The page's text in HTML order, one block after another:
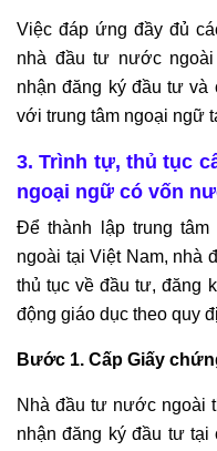
Việc đáp ứng đầy đủ
nhà đầu tư nước
nhận đăng ký đầu tư và
với trung tâm ngoại ngữ
3. Trình tự, thủ tục
ngoại ngữ có vốn
Để thành lập trung
ngoài tại Việt Nam, nhà
thủ tục về đầu tư, đăng
động giáo dục theo quy
Bước 1. Cấp Giấy
Nhà đầu tư nước ngoài
nhận đăng ký đầu tư